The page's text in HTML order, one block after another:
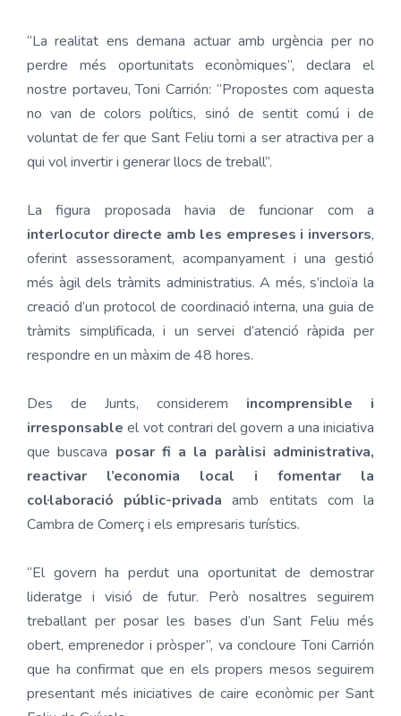
“La realitat ens demana actuar amb urgència per no
perdre més oportunitats econòmiques”, declara el
nostre portaveu, Toni Carrión: “Propostes com aquesta
no van de colors polítics, sinó de sentit comú i de
voluntat de fer que Sant Feliu torni a ser atractiva per a
qui vol invertir i generar llocs de treball”.
La figura proposada havia de funcionar com a
interlocutor directe amb les empreses i inversors,
oferint assessorament, acompanyament i una gestió
més àgil dels tràmits administratius. A més, s’incloïa la
creació d’un protocol de coordinació interna, una guia de
tràmits simplificada, i un servei d’atenció ràpida per
respondre en un màxim de 48 hores.
Des de Junts, considerem incomprensible i
irresponsable el vot contrari del govern a una iniciativa
que buscava posar fi a la paràlisi administrativa,
reactivar l’economia local i fomentar la
col·laboració públic-privada amb entitats com la
Cambra de Comerç i els empresaris turístics.
“El govern ha perdut una oportunitat de demostrar
lideratge i visió de futur. Però nosaltres seguirem
treballant per posar les bases d’un Sant Feliu més
obert, emprenedor i pròsper”, va concloure Toni Carrión
que ha confirmat que en els propers mesos seguirem
presentant més iniciatives de caire econòmic per Sant